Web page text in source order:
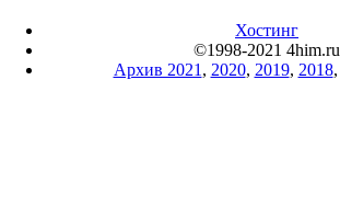
Хостинг
©1998-2021 4him.ru
Архив 2021 , 2020, 2019, 2018,